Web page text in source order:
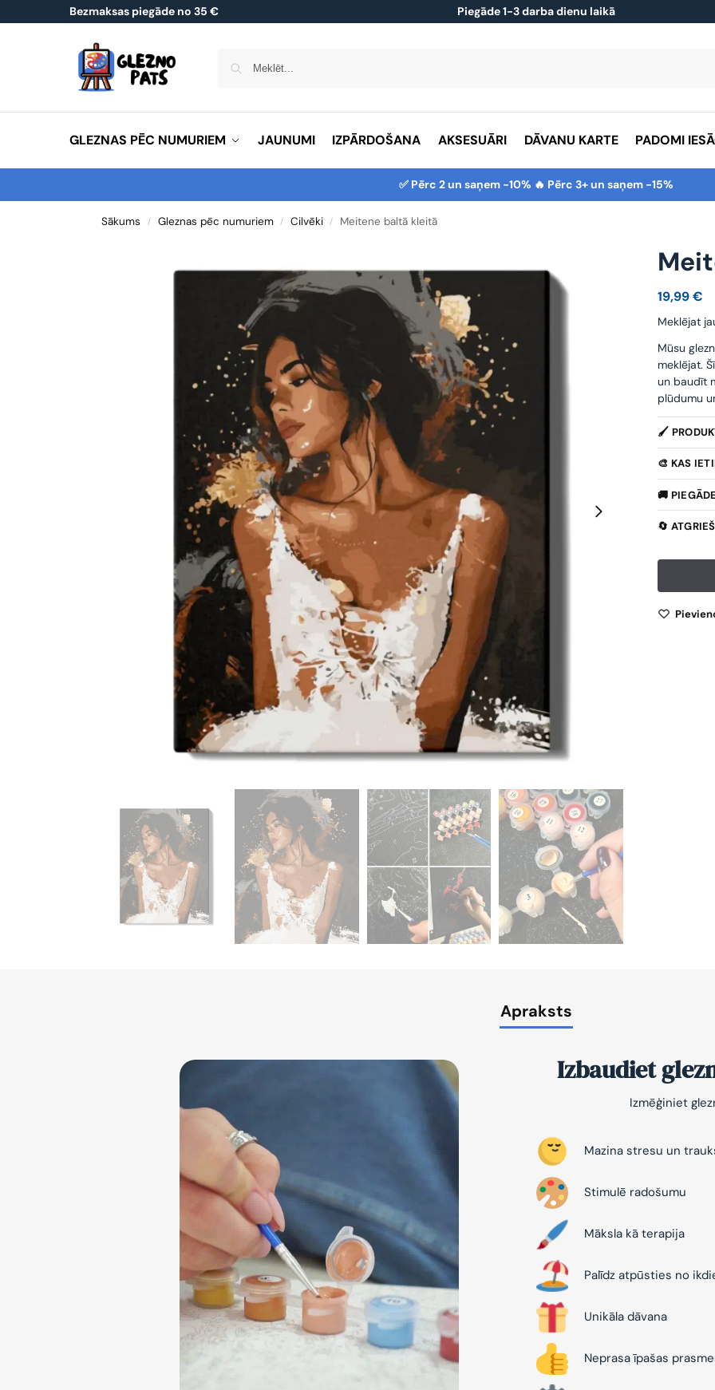
Bezmaksas piegāde no 35 € Piegāde 1-3 darba dienu laikā
GLEZNAS PĒC NUMURIEM JAUNUMI IZPĀRDOŠANA AKSESUĀRI DĀVANU KARTE PADOMI
✅ Pērc 2 un saņem -10% 🔥 Pērc 3+ un saņem -15%
Sākums / Gleznas pēc numuriem / Cilvēki / Meitene baltā kleitā
19,99€
Meklējat
Mūsu
meklējat.
un baudīt
plūdumu
🖌️
🎨 KAS
🚚
🔄
Apraksts
Izbaudiet
Izmēģiniet
Mazina stresu un
Stimulē radošumu
Māksla kā terapija
Palīdz atpūsties no
Unikāla dāvana
Neprasa īpašas